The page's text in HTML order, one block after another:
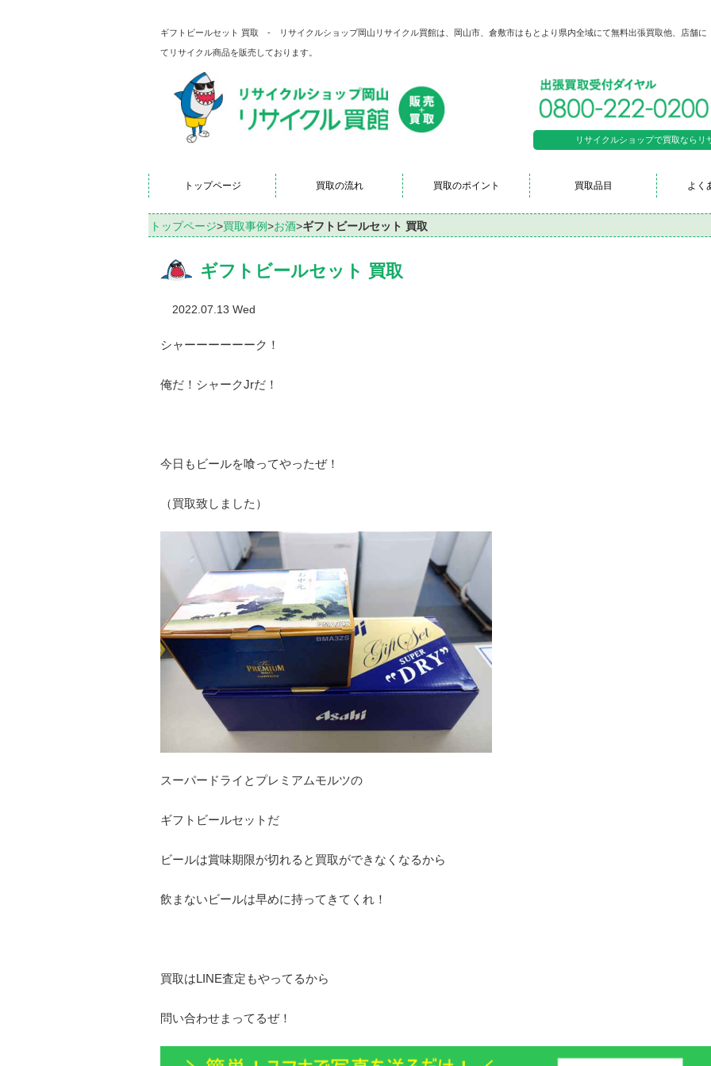
ギフトビールセット 買取 - リサイクルショップ岡山リサイクル買館は、岡山市、倉敷市はもとより県内全域にて無料出張買取他、店舗に
てリサイクル商品を販売しております。
リサイクルショップで買取なら
トップページ 買取の流れ 買取のポイント 買取品目 よく
トップページ>買取事例>お酒>ギフトビールセット 買取
ギフトビールセット 買取
2022.07.13 Wed
シャーーーーーーク！
俺だ！シャークJrだ！
今日もビールを喰ってやったぜ！
（買取致しました）
スーパードライとプレミアムモルツの
ギフトビールセットだ
ビールは賞味期限が切れると買取ができなくなるから
飲まないビールは早めに持ってきてくれ！
買取はLINE査定もやってるから
問い合わせまってるぜ！